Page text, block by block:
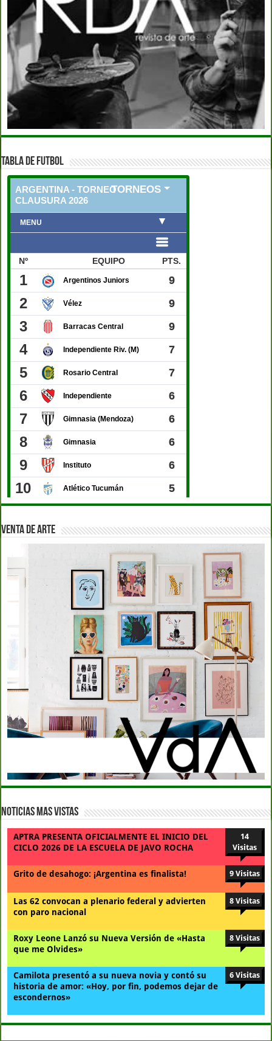
TABLA DE FUTBOL
VENTA DE ARTE
Noticias Mas Vistas
APTRA PRESENTA OFICIALMENTE EL INICIO DEL
CICLO 2026 DE LA ESCUELA DE JAVO ROCHA
14
Visitas
Grito de desahogo: ¡Argentina es finalista! 9 Visitas
Las 62 convocan a plenario federal y advierten
con paro nacional
8 Visitas
Roxy Leone Lanzó su Nueva Versión de «Hasta
que me Olvides»
8 Visitas
Camilota presentó a su nueva novia y contó su
historia de amor: «Hoy, por fin, podemos dejar de
escondernos»
6 Visitas